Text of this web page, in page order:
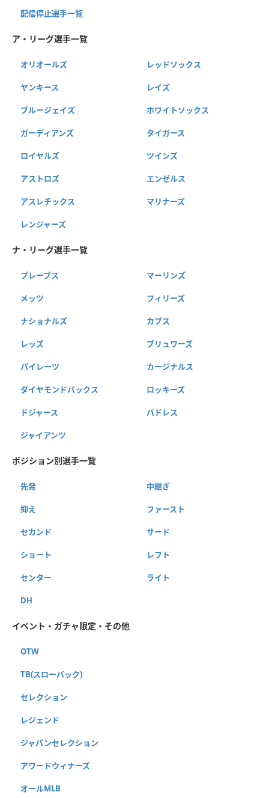
配信停止選手一覧
ア・リーグ選手一覧
オリオールズ レッドソックス
ヤンキース レイズ
ブルージェイズ ホワイトソックス
ガーディアンズ タイガース
ロイヤルズ ツインズ
アストロズ エンゼルス
アスレチックス マリナーズ
レンジャーズ
ナ・リーグ選手一覧
ブレーブス マーリンズ
メッツ フィリーズ
ナショナルズ カブス
レッズ ブリュワーズ
パイレーツ カージナルス
ダイヤモンドバックス ロッキーズ
ドジャース パドレス
ジャイアンツ
ポジション別選手一覧
先発 中継ぎ
抑え ファースト
セカンド サード
ショート レフト
センター ライト
DH
イベント・ガチャ限定・その他
OTW
TB(スローバック)
セレクション
レジェンド
ジャパンセレクション
アワードウィナーズ
オールMLB